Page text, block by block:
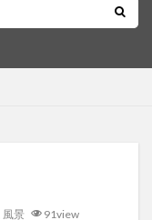
風景 91view